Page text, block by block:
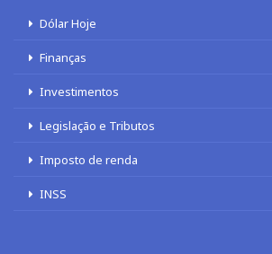
Dólar Hoje
Finanças
Investimentos
Legislação e Tributos
Imposto de renda
INSS